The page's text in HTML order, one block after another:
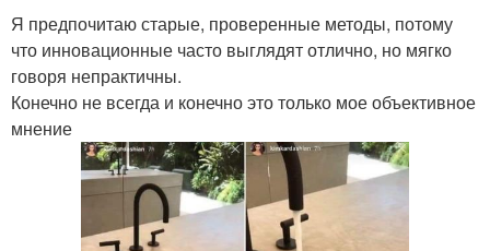
Я предпочитаю старые, проверенные методы, потому
что инновационные часто выглядят отлично, но мягко
говоря непрактичны.
Конечно не всегда и конечно это только мое объективное
мнение